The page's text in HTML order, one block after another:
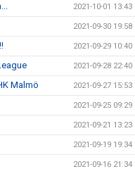
2021-10-01 13:43
2021-09-30 19:58
2021-09-29 10:40
2021-09-28 22:40
Malmö 2021-09-27 15:53
2021-09-25 09:29
2021-09-21 13:23
2021-09-19 19:34
2021-09-16 21:34